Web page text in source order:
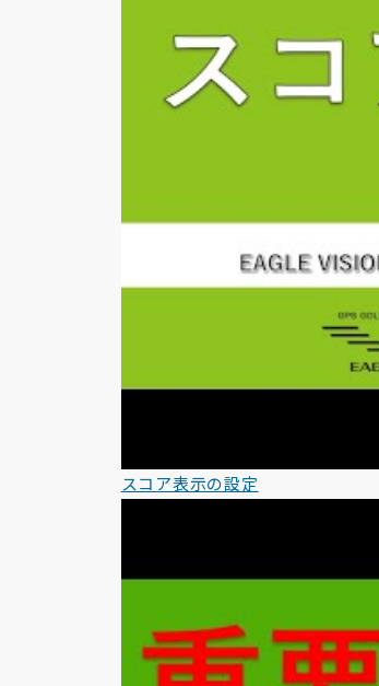
スコア表示の設定